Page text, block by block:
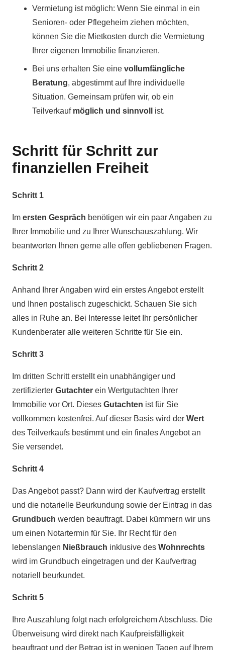
Vermietung ist möglich: Wenn Sie einmal in ein
Senioren- oder Pflegeheim ziehen möchten,
können Sie die Mietkosten durch die Vermietung
Ihrer eigenen Immobilie finanzieren.
Bei uns erhalten Sie eine vollumfängliche
Beratung, abgestimmt auf Ihre individuelle
Situation. Gemeinsam prüfen wir, ob ein
Teilverkauf möglich und sinnvoll ist.
Schritt für Schritt zur
finanziellen Freiheit
Schritt 1
Im ersten Gespräch benötigen wir ein paar Angaben zu
Ihrer Immobilie und zu Ihrer Wunschauszahlung. Wir
beantworten Ihnen gerne alle offen gebliebenen Fragen.
Schritt 2
Anhand Ihrer Angaben wird ein erstes Angebot erstellt
und Ihnen postalisch zugeschickt. Schauen Sie sich
alles in Ruhe an. Bei Interesse leitet Ihr persönlicher
Kundenberater alle weiteren Schritte für Sie ein.
Schritt 3
Im dritten Schritt erstellt ein unabhängiger und
zertifizierter Gutachter ein Wertgutachten Ihrer
Immobilie vor Ort. Dieses Gutachten ist für Sie
vollkommen kostenfrei. Auf dieser Basis wird der Wert
des Teilverkaufs bestimmt und ein finales Angebot an
Sie versendet.
Schritt 4
Das Angebot passt? Dann wird der Kaufvertrag erstellt
und die notarielle Beurkundung sowie der Eintrag in das
Grundbuch werden beauftragt. Dabei kümmern wir uns
um einen Notartermin für Sie. Ihr Recht für den
lebenslangen Nießbrauch inklusive des Wohnrechts
wird im Grundbuch eingetragen und der Kaufvertrag
notariell beurkundet.
Schritt 5
Ihre Auszahlung folgt nach erfolgreichem Abschluss. Die
Überweisung wird direkt nach Kaufpreisfälligkeit
beauftragt und der Betrag ist in wenigen Tagen auf Ihrem